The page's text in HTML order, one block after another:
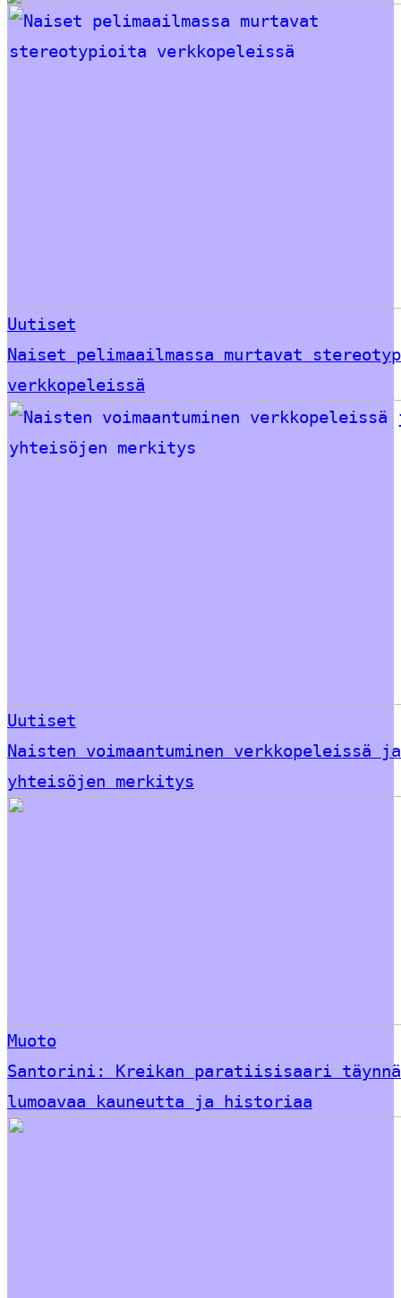
Uutiset
Naiset pelimaailmassa murtavat
verkkopeleissä
Uutiset
Naisten voimaantuminen verkkopeleissä ja
yhteisöjen merkitys
Muoto
Santorini: Kreikan paratiisisaari täynnä
lumoavaa kauneutta ja historiaa